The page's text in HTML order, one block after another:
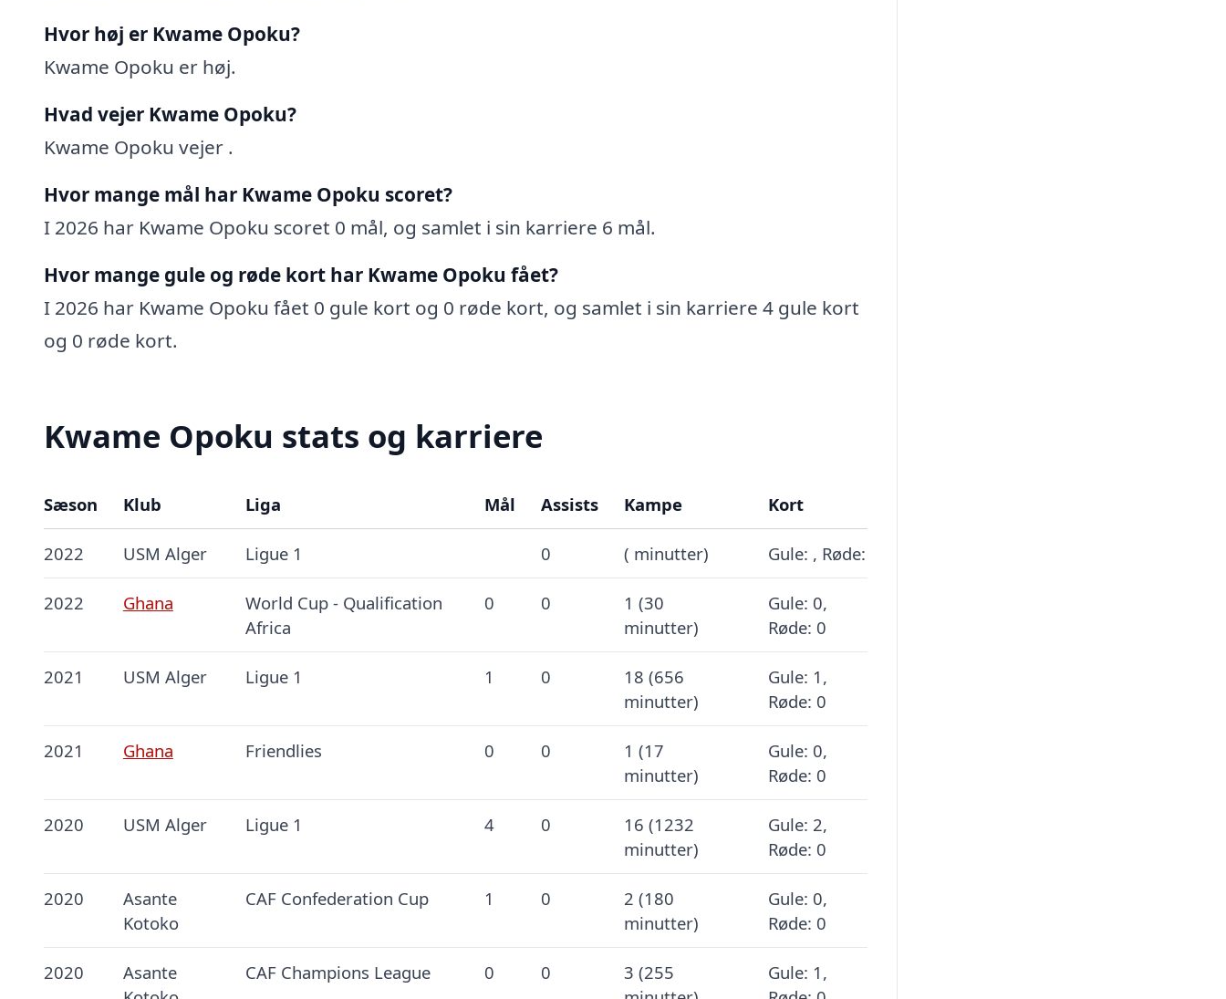
Hvor høj er Kwame Opoku?
Kwame Opoku er høj.
Hvad vejer Kwame Opoku?
Kwame Opoku vejer .
Hvor mange mål har Kwame Opoku scoret?
I 2026 har Kwame Opoku scoret 0 mål, og samlet i sin karriere 6 mål.
Hvor mange gule og røde kort har Kwame Opoku fået?
I 2026 har Kwame Opoku fået 0 gule kort og 0 røde kort, og samlet i sin karriere 4 gule kort
og 0 røde kort.
Kwame Opoku stats og karriere
Sæson Klub Liga Mål Assists Kampe Kort
2022 USM Alger Ligue 1 0 ( minutter) Gule: , Røde:
2022 Ghana
World Cup - Qualification
Africa
0 0
1 (30
minutter)
Gule: 0,
Røde: 0
2021 USM Alger Ligue 1 1 0
18 (656
minutter)
Gule: 1,
Røde: 0
2021 Ghana Friendlies 0 0
1 (17
minutter)
Gule: 0,
Røde: 0
2020 USM Alger Ligue 1 4 0
16 (1232
minutter)
Gule: 2,
Røde: 0
2020
Asante
Kotoko
CAF Confederation Cup 1 0
2 (180
minutter)
Gule: 0,
Røde: 0
2020
Asante
CAF Champions League 0 0
3 (255
Gule: 1,